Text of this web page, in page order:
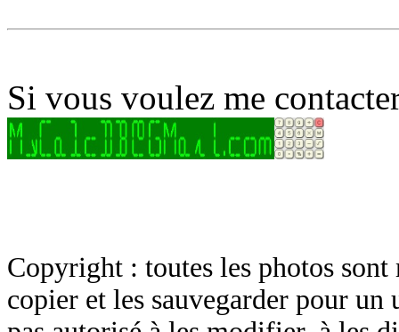
Si vous voulez me
Copyright : toutes les photos sont
copier et les sauvegarder pour un